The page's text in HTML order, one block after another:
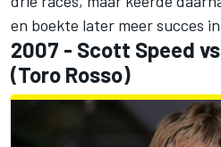
en boekte later meer succes
2007 - Scott Speed
(Toro Rosso)